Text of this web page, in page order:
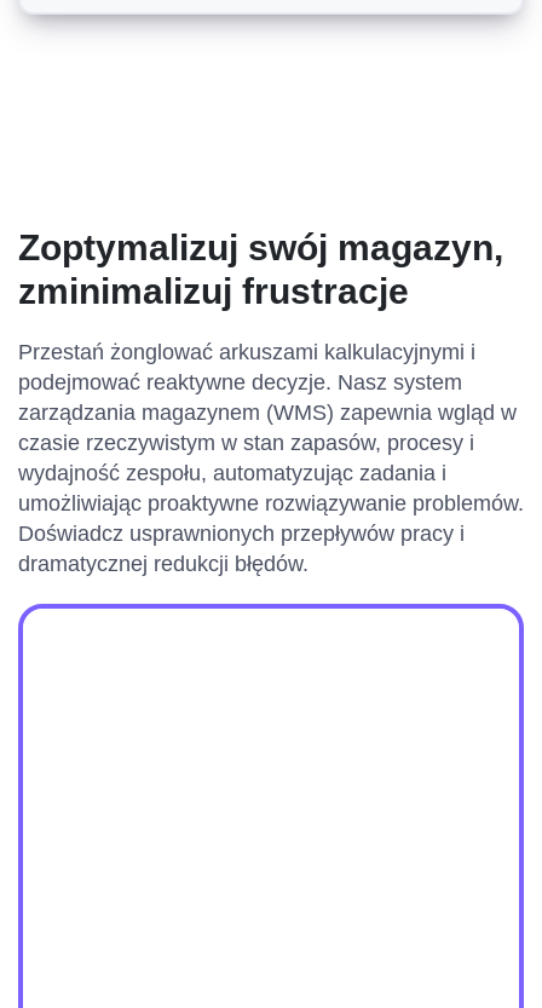
Zoptymalizuj swój magazyn,
zminimalizuj frustracje
Przestań żonglować arkuszami kalkulacyjnymi i
podejmować reaktywne decyzje. Nasz system
zarządzania magazynem (WMS) zapewnia wgląd w
czasie rzeczywistym w stan zapasów, procesy i
wydajność zespołu, automatyzując zadania i
umożliwiając proaktywne rozwiązywanie problemów.
Doświadcz usprawnionych przepływów pracy i
dramatycznej redukcji błędów.